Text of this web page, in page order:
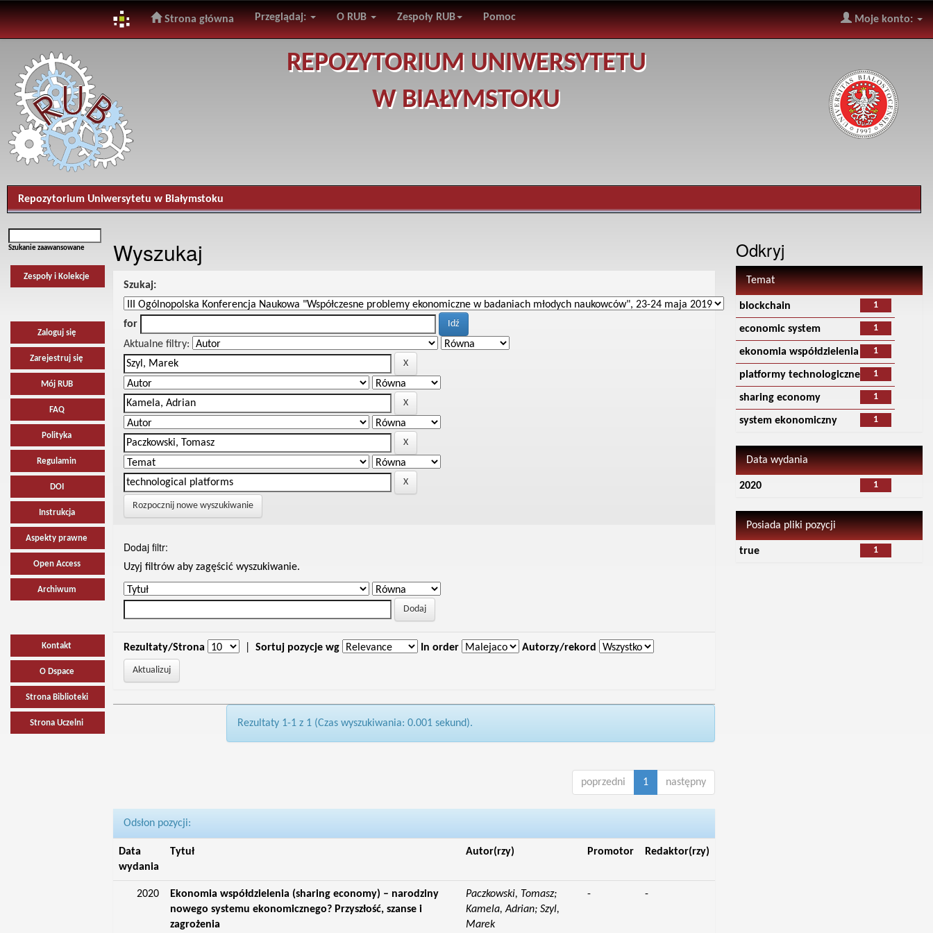
navigation
Strona główna Przeglądaj: O RUB Zespoły RUB Pomoc Moje konto:
REPOZYTORIUM UNIWERSYTETU
W BIAŁYMSTOKU
Repozytorium Uniwersytetu w Białymstoku
Szukanie zaawansowane
Zespoły i Kolekcje
Zaloguj się
Zarejestruj się
Mój RUB
FAQ
Polityka
Regulamin
DOI
Instrukcja
Aspekty prawne
Open Access
Archiwum
Kontakt
O Dspace
Strona Biblioteki
Strona Uczelni
Wyszukaj
Szukaj:
for
Aktualne filtry:
Rozpocznij nowe wyszukiwanie
Dodaj filtr:
Uzyj filtrów aby zagęścić wyszukiwanie.
Rezultaty/Strona Sortuj pozycje wg In order Autorzy/rekord
Rezultaty 1-1 z 1 (Czas wyszukiwania: 0.001 sekund).
poprzedni 1 następny
Odsłon pozycji:
Data
wydania
Tytuł Autor(rzy) Promotor Redaktor(rzy)
2020
Ekonomia współdzielenia (sharing economy) – narodziny
nowego systemu ekonomicznego? Przyszłość, szanse i
zagrożenia
Paczkowski, Tomasz;
Kamela, Adrian; Szyl,
Marek
- -
Odkryj
Temat
1
blockchain
1
economic system
1
ekonomia współdzielenia
1
platformy technologiczne
1
sharing economy
1
system ekonomiczny
Data wydania
1
2020
Posiada pliki pozycji
1
true